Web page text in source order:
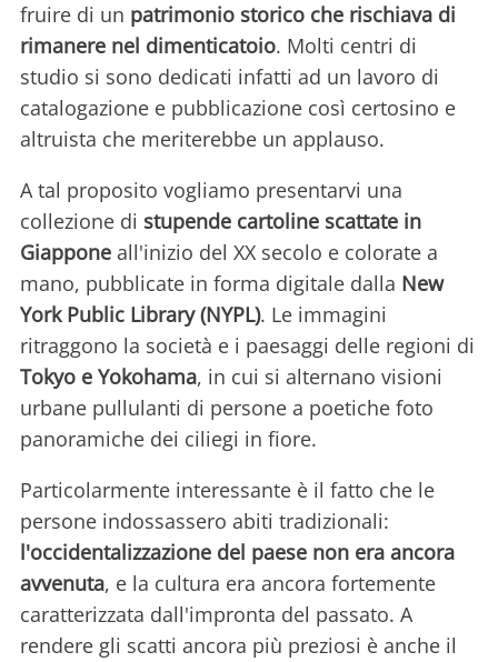
fruire di un patrimonio storico che rischiava di
rimanere nel dimenticatoio. Molti centri di
studio si sono dedicati infatti ad un lavoro di
catalogazione e pubblicazione così certosino e
altruista che meriterebbe un applauso.
A tal proposito vogliamo presentarvi una
collezione di stupende cartoline scattate in
Giappone all'inizio del XX secolo e colorate a
mano, pubblicate in forma digitale dalla New
York Public Library (NYPL). Le immagini
ritraggono la società e i paesaggi delle regioni di
Tokyo e Yokohama, in cui si alternano visioni
urbane pullulanti di persone a poetiche foto
panoramiche dei ciliegi in fiore.
Particolarmente interessante è il fatto che le
persone indossassero abiti tradizionali:
l'occidentalizzazione del paese non era ancora
avvenuta, e la cultura era ancora fortemente
caratterizzata dall'impronta del passato. A
rendere gli scatti ancora più preziosi è anche il